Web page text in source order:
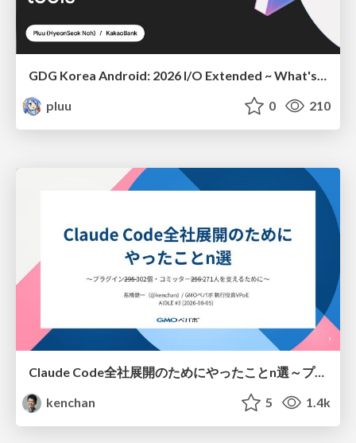
GDG Korea Android: 2026 I/O Extended ~ What's new in Android development tools
pluu
0 210
Claude Code全社展開のためにやったことn選～プラグイン302個・コミッター271人を支えるために～
kenchan
5 1.4k